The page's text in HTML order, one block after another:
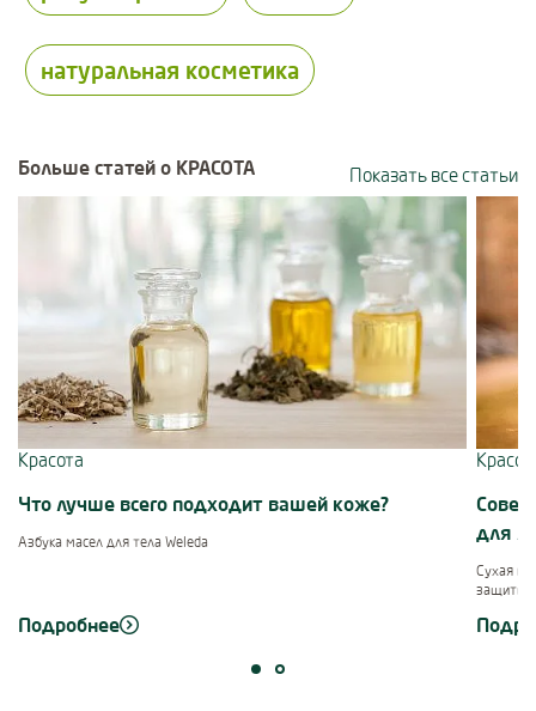
натуральная косметика
Больше статей о КРАСОТА
Показать все статьи
Use Next and Previous buttons to navigate, or jump to a slide
Красота
Что лучше всего подходит вашей коже?
Азбука масел для тела Weleda
Подробнее
для
Сухая
защитит